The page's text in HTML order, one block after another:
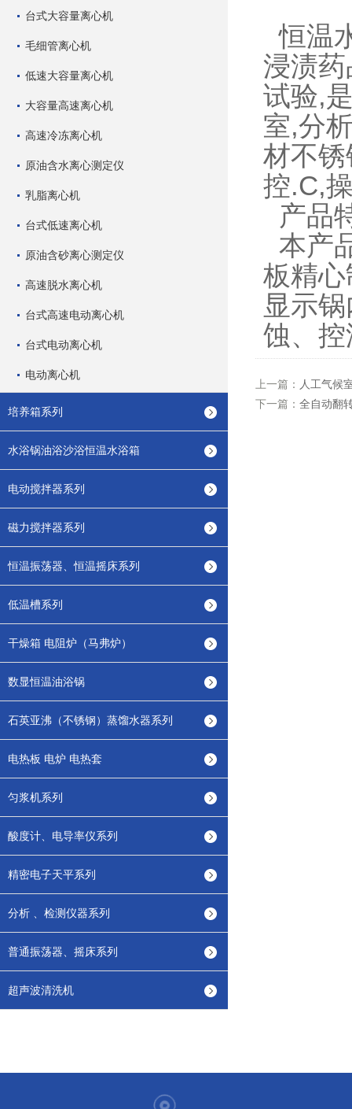
台式大容量离心机
毛细管离心机
低速大容量离心机
大容量高速离心机
高速冷冻离心机
原油含水离心测定仪
乳脂离心机
台式低速离心机
原油含砂离心测定仪
高速脱水离心机
台式高速电动离心机
台式电动离心机
电动离心机
培养箱系列
水浴锅油浴沙浴恒温水浴箱
电动搅拌器系列
磁力搅拌器系列
恒温振荡器、恒温摇床系列
低温槽系列
干燥箱 电阻炉（马弗炉）
数显恒温油浴锅
石英亚沸（不锈钢）蒸馏水器系列
电热板 电炉 电热套
匀浆机系列
酸度计、电导率仪系列
精密电子天平系列
分析 、检测仪器系列
普通振荡器、摇床系列
超声波清洗机
恒温
浸渍
试验,
室,分
材不
控.C,
产品
本产
板精
显示
蚀、
上一篇： 人工气候
下一篇： 全自动翻